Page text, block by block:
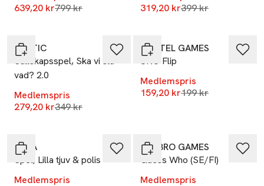
639,20 krLägsta pris 30 dagar
799 kr
319,20 krLägsta pris 30
399 kr
TACTIC
Sällskapsspel, Ska vi slå
vad? 2.0
Medlemspris
279,20 krLägsta pris 30 dagar
349 kr
MATTEL GAMES
UNO Flip
Medlemspris
159,20 krLägsta pris 30
199 kr
ALGA
Spel, Lilla tjuv & polis
Medlemspris
HASBRO GAMES
Guess Who (SE/FI)
Medlemspris